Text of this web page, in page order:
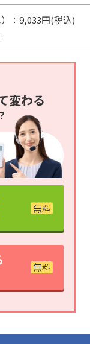
：9,033円(税込)
変わる